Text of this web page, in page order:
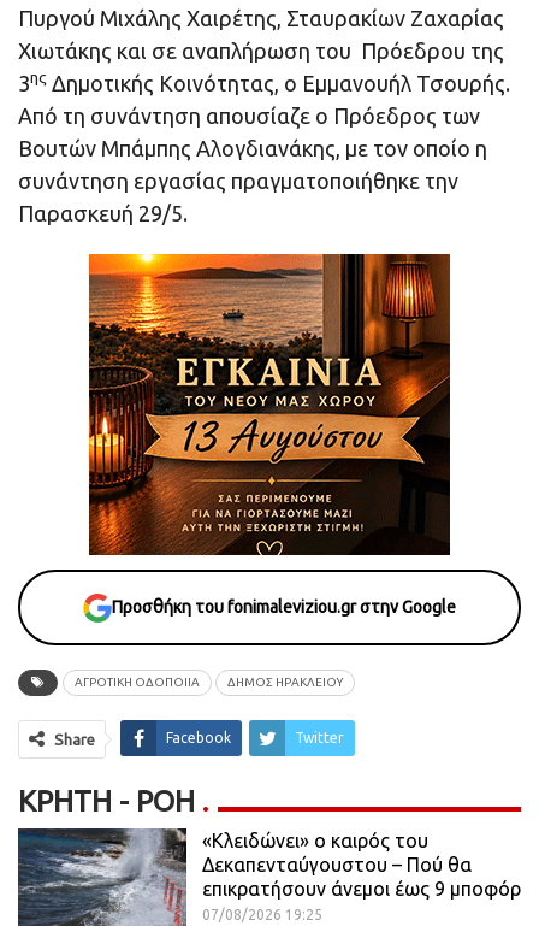
Πυργού Μιχάλης Χαιρέτης, Σταυρακίων Ζαχαρίας
Χιωτάκης και σε αναπλήρωση του Πρόεδρου της
3ης Δημοτικής Κοινότητας, ο Εμμανουήλ Τσουρής.
Από τη συνάντηση απουσίαζε ο Πρόεδρος των
Βουτών Μπάμπης Αλογδιανάκης, με τον οποίο η
συνάντηση εργασίας πραγματοποιήθηκε την
Παρασκευή 29/5.
Προσθήκη του fonimaleviziou.gr στην Google
ΑΓΡΟΤΙΚΗ ΟΔΟΠΟΙΙΑ ΔΗΜΟΣ ΗΡΑΚΛΕΙΟΥ
Share Facebook Twitter
ΚΡΉΤΗ - ΡΟΗ
«Κλειδώνει» ο καιρός του
Δεκαπενταύγουστου – Πού θα
επικρατήσουν άνεμοι έως 9 μποφόρ
07/08/2026 19:25